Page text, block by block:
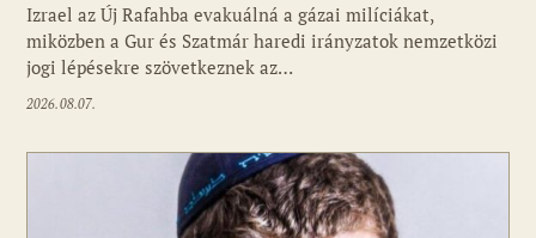
Izrael az Új Rafahba evakuálná a gázai milíciákat,
miközben a Gur és Szatmár haredi irányzatok nemzetközi
jogi lépésekre szövetkeznek az…
2026.08.07.